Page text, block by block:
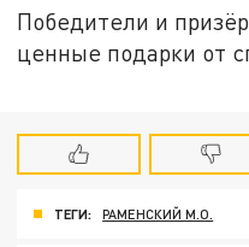
Победители и
ценные подарки от
ТЕГИ: РАМЕНСКИЙ М.О.